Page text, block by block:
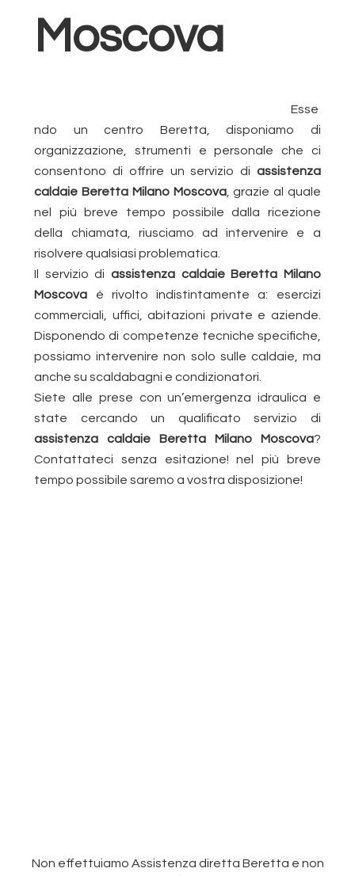
Moscova
Esse
ndo un centro Beretta, disponiamo di
organizzazione, strumenti e personale che ci
consentono di offrire un servizio di assistenza
caldaie Beretta Milano Moscova, grazie al quale
nel più breve tempo possibile dalla ricezione
della chiamata, riusciamo ad intervenire e a
risolvere qualsiasi problematica.
Il servizio di assistenza caldaie Beretta Milano
Moscova è rivolto indistintamente a: esercizi
commerciali, uffici, abitazioni private e aziende.
Disponendo di competenze tecniche specifiche,
possiamo intervenire non solo sulle caldaie, ma
anche su scaldabagni e condizionatori.
Siete alle prese con un’emergenza idraulica e
state cercando un qualificato servizio di
assistenza caldaie Beretta Milano Moscova?
Contattateci senza esitazione! nel più breve
tempo possibile saremo a vostra disposizione!
Non effettuiamo Assistenza diretta Beretta e non